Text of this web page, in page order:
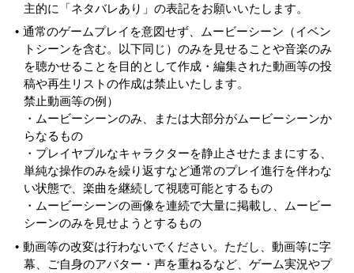
主的に「ネタバレあり」の表記をお願いいたします。
通常のゲームプレイを意図せず、ムービーシーン（イベン
トシーンを含む。以下同じ）のみを見せることや音楽のみ
を聴かせることを目的として作成・編集された動画等の投
稿や再生リストの作成は禁止いたします。
禁止動画等の例）
・ムービーシーンのみ、または大部分がムービーシーンか
らなるもの
・プレイヤブルなキャラクターを静止させたままにする、
単純な操作のみを繰り返すなど通常のプレイ進行を伴わな
い状態で、楽曲を継続して視聴可能とするもの
・ムービーシーンの画像を連続で大量に掲載し、ムービー
シーンのみを見せようとするもの
動画等の改変は行わないでください。ただし、動画等に字
幕、ご自身のアバター・声を重ねるなど、ゲーム実況やプ